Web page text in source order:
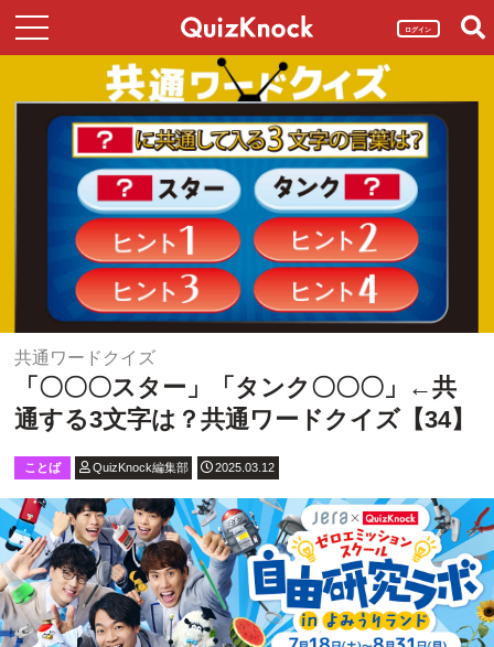
ログイン
共通ワードクイズ
「〇〇〇スター」「タンク〇〇〇」←共
通する3文字は？共通ワードクイズ【34】
ことば QuizKnock編集部 2025.03.12